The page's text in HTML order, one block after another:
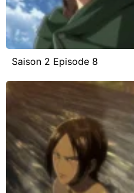
Saison 2 Episode 8